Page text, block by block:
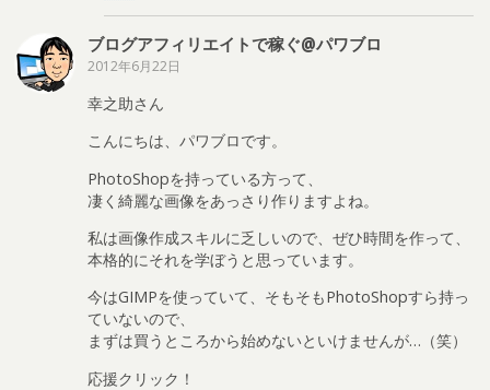
ブログアフィリエイトで稼ぐ@パワブロ
2012年6月22日
幸之助さん
こんにちは、パワブロです。
PhotoShopを持っている方って、
凄く綺麗な画像をあっさり作りますよね。
私は画像作成スキルに乏しいので、ぜひ時間を作って、
本格的にそれを学ぼうと思っています。
今はGIMPを使っていて、そもそもPhotoShopすら持っ
ていないので、
まずは買うところから始めないといけませんが…（笑）
応援クリック！